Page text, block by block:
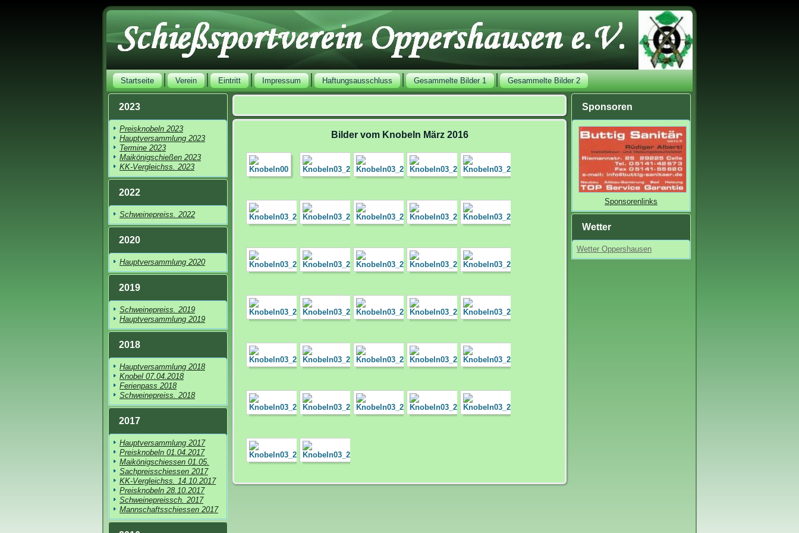
Startseite Verein Eintritt Impressum Haftungsausschluss Gesammelte Bilder 1 Gesammelte Bilder 2
2023
Preisknobeln 2023
Hauptversammlung 2023
Termine 2023
Maikönigschießen 2023
KK-Vergleichss. 2023
2022
Schweinepreiss. 2022
2020
Hauptversammlung 2020
2019
Schweinepreiss. 2019
Hauptversammlung 2019
2018
Hauptversammlung 2018
Knobel 07.04.2018
Ferienpass 2018
Schweinepreiss. 2018
2017
Hauptversammlung 2017
Preisknobeln 01.04.2017
Maikönigschiessen 01.05.
Sachpreisschiessen 2017
KK-Vergleichss. 14.10.2017
Preisknobeln 28.10.2017
Schweinepreissch. 2017
Mannschaftsschiessen 2017
Bilder vom Knobeln März 2016
Sponsoren
Sponsorenlinks
Wetter
Wetter Oppershausen